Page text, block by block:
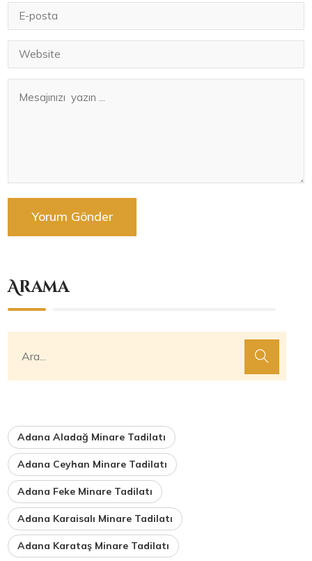
Arama
Adana Aladağ Minare Tadilatı
Adana Ceyhan Minare Tadilatı
Adana Feke Minare Tadilatı
Adana Karaisalı Minare Tadilatı
Adana Karataş Minare Tadilatı